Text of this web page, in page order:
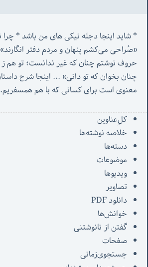
«صُراحی می‌کشم پنهان‌ و مردم‌ دفتر انگارند»... «
چنان بخوان که تو دانی» ...
معنوی است برای کسانی که با هم همسفریم.
کل‌ِعناوین
خلاصه نوشته‌ها
دسته‌ها
موضوعات
ویدیوها
تصاویر
دانلود PDF
خوانش‌ها
گفتن از نانوشتنی
صفحات
جستجوی‌زمانی